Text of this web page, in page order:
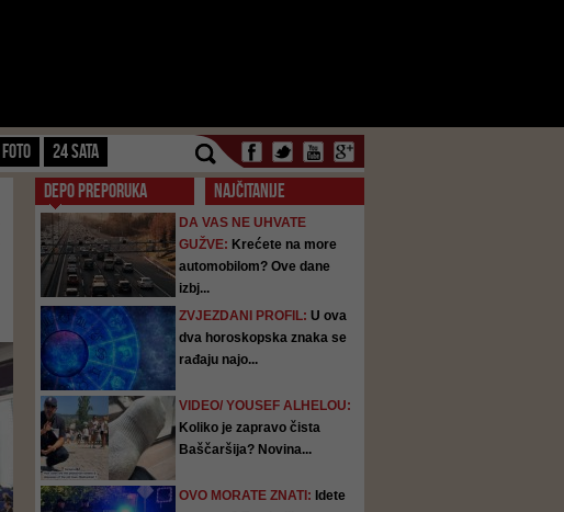
FOTO 24 SATA
DEPO PREPORUKA NAJČITANIJE
DA VAS NE UHVATE
GUŽVE: Krećete na more
automobilom? Ove dane
izbj...
ZVJEZDANI PROFIL: U ova
dva horoskopska znaka se
rađaju najo...
VIDEO/ YOUSEF ALHELOU:
Koliko je zapravo čista
Baščaršija? Novina...
OVO MORATE ZNATI: Idete